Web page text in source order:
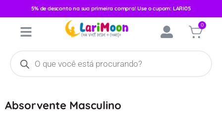
5% de desconto na sua primeira compra! Use o cupom: LARI05
0
Absorvente Masculino